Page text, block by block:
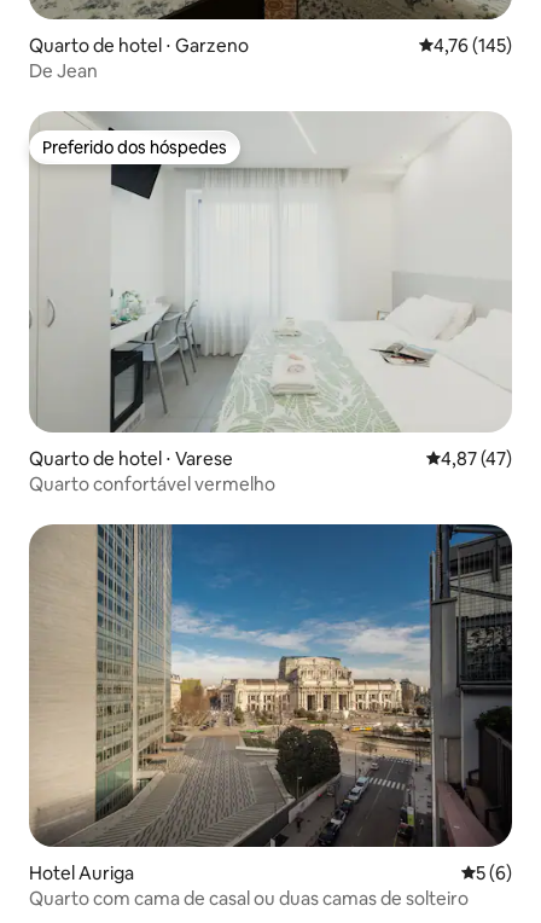
Quarto de hotel ⋅ Garzeno 4,76 de uma
4,76 (145)
De Jean
Preferido dos hóspedes
Preferido dos hóspedes
Quarto de hotel ⋅ Varese 4,87 de uma
4,87 (47)
Quarto confortável vermelho
Hotel Auriga 5 de
5 (6)
Quarto com cama de casal ou duas camas de solteiro